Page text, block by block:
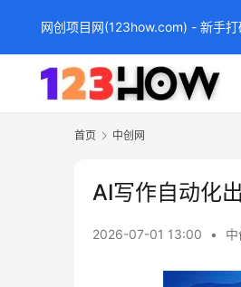
首页 中创网
AI写作自动化
2026-07-01 13:00 •
网创项目网(123how.com) - 新手